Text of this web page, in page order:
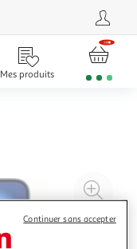
Mes produits
à
Continuer sans accepter